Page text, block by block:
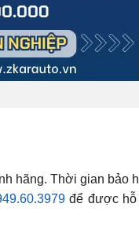
hãng. Thời gian bảo
để được hỗ